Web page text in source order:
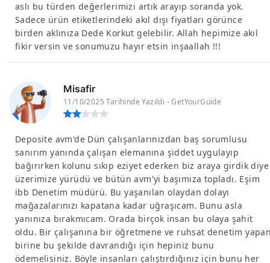
aslı bu türden değerlerimizi artık arayıp soranda yok.
Sadece ürün etiketlerindeki akıl dışı fiyatları görünce
birden aklınıza Dede Korkut gelebilir. Allah hepimize akıl
fikir versin ve sonumuzu hayır etsin inşaallah !!!
Misafir
11/10/2025 Tarihinde Yazıldı - GetYourGuide
Deposite avm'de Dün çalışanlarınızdan baş sorumlusu
sanırım yanında çalışan elemanına şiddet uygulayıp
bağırırken kolunu sıkıp eziyet ederken biz araya girdik diye
üzerimize yürüdü ve bütün avm'yi başımıza topladı. Eşim
ibb Denetim müdürü. Bu yaşanılan olaydan dolayı
mağazalarınızı kapatana kadar uğraşıcam. Bunu asla
yanınıza bırakmıcam. Orada birçok insan bu olaya şahit
oldu. Bir çalışanına bir öğretmene ve ruhsat denetim
birine bu şekilde davrandığı için hepiniz bunu
ödemelisiniz. Böyle insanları çalıştırdığınız için bunu her